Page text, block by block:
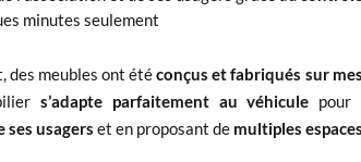
minutes seulement
des meubles ont étéconçus et fabriqués sur
s’adapte parfaitement au véhicule pour
usagers et en proposant de multiples